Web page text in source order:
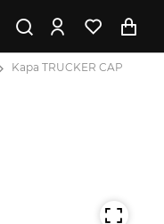
Kapa TRUCKER CAP